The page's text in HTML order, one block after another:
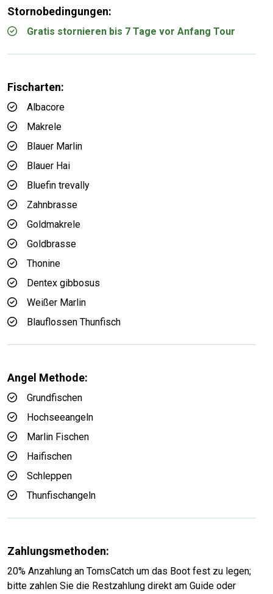
Stornobedingungen:
Gratis stornieren bis 7 Tage vor Anfang Tour
Fischarten:
Albacore
Makrele
Blauer Marlin
Blauer Hai
Bluefin trevally
Zahnbrasse
Goldmakrele
Goldbrasse
Thonine
Dentex gibbosus
Weißer Marlin
Blauflossen Thunfisch
Angel Methode:
Grundfischen
Hochseeangeln
Marlin Fischen
Haifischen
Schleppen
Thunfischangeln
Zahlungsmethoden:
20% Anzahlung an TomsCatch um das Boot fest zu legen;
bitte zahlen Sie die Restzahlung direkt am Guide oder